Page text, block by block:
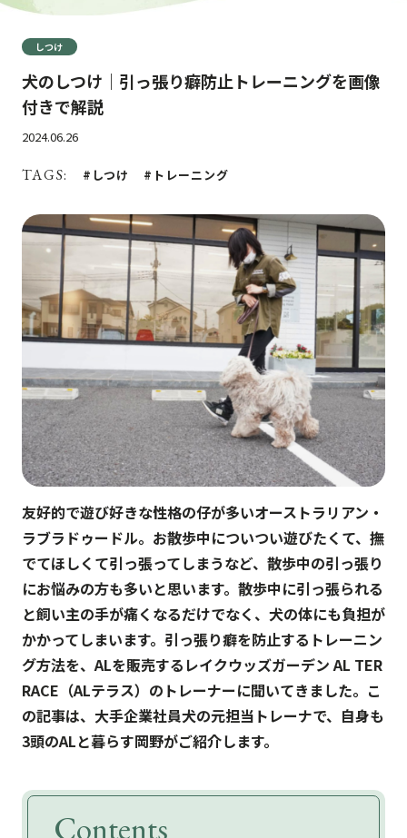
しつけ
犬のしつけ｜引っ張り癖防止トレーニングを画像
付きで解説
2024.06.26
TAGS: しつけ トレーニング
友好的で遊び好きな性格の仔が多いオーストラリアン・
ラブラドゥードル。お散歩中についつい遊びたくて、撫
でてほしくて引っ張ってしまうなど、散歩中の引っ張り
にお悩みの方も多いと思います。散歩中に引っ張られる
と飼い主の手が痛くなるだけでなく、犬の体にも負担が
かかってしまいます。引っ張り癖を防止するトレーニン
グ方法を、ALを販売するレイクウッズガーデン AL TER
RACE（ALテラス）のトレーナーに聞いてきました。こ
の記事は、大手企業社員犬の元担当トレーナで、自身も
3頭のALと暮らす岡野がご紹介します。
Contents